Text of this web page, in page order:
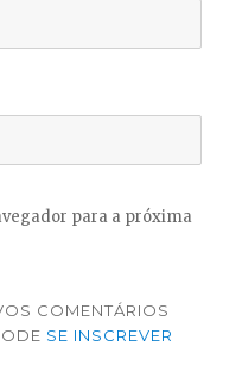
para a próxima
COMENTÁRIOS
SE INSCREVER